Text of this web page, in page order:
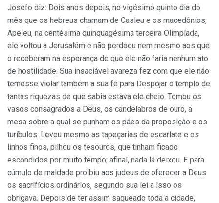
Josefo diz: Dois anos depois, no vigésimo quinto dia do
mês que os hebreus chamam de Casleu e os macedônios,
Apeleu, na centésima qüinquagésima terceira Olimpíada,
ele voltou a Jerusalém e não perdoou nem mesmo aos que
o receberam na esperança de que ele não faria nenhum ato
de hostilidade. Sua insaciável avareza fez com que ele não
temesse violar também a sua fé para Despojar o templo de
tantas riquezas de que sabia estava ele cheio. Tomou os
vasos consagrados a Deus, os candelabros de ouro, a
mesa sobre a qual se punham os pães da proposição e os
turíbulos. Levou mesmo as tapeçarias de escarlate e os
linhos finos, pilhou os tesouros, que tinham ficado
escondidos por muito tempo; afinal, nada lá deixou. E para
cúmulo de maldade proibiu aos judeus de oferecer a Deus
os sacrifícios ordinários, segundo sua lei a isso os
obrigava. Depois de ter assim saqueado toda a cidade,